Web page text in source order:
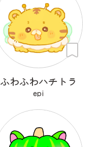
ふわふわハチトラ
epi